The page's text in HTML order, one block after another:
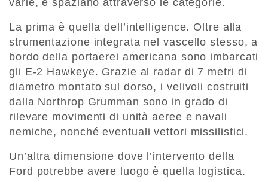
varie, e spaziano attraverso le categorie.
La prima è quella dell’intelligence. Oltre alla
strumentazione integrata nel vascello stesso, a
bordo della portaerei americana sono imbarcati
gli E-2 Hawkeye. Grazie al radar di 7 metri di
diametro montato sul dorso, i velivoli costruiti
dalla Northrop Grumman sono in grado di
rilevare movimenti di unità aeree e navali
nemiche, nonché eventuali vettori missilistici.
Un’altra dimensione dove l’intervento della
Ford potrebbe avere luogo è quella logistica.